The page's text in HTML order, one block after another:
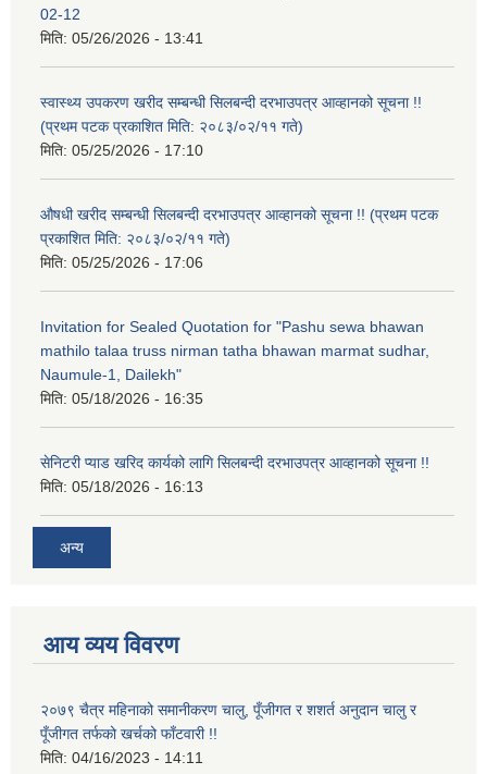
02-12
मिति: 05/26/2026 - 13:41
स्वास्थ्य उपकरण खरीद सम्बन्धी सिलबन्दी दरभाउपत्र आव्हानको सूचना !!
(प्रथम पटक प्रकाशित मिति: २०८३/०२/११ गते)
मिति: 05/25/2026 - 17:10
औषधी खरीद सम्बन्धी सिलबन्दी दरभाउपत्र आव्हानको सूचना !! (प्रथम पटक
प्रकाशित मिति: २०८३/०२/११ गते)
मिति: 05/25/2026 - 17:06
Invitation for Sealed Quotation for "Pashu sewa bhawan
mathilo talaa truss nirman tatha bhawan marmat sudhar,
Naumule-1, Dailekh"
मिति: 05/18/2026 - 16:35
सेनिटरी प्याड खरिद कार्यको लागि सिलबन्दी दरभाउपत्र आव्हानको सूचना !!
मिति: 05/18/2026 - 16:13
अन्य
आय व्यय विवरण
२०७९ चैत्र महिनाको समानीकरण चालु, पूँजीगत र शशर्त अनुदान चालु र
पूँजीगत तर्फको खर्चको फाँटवारी !!
मिति: 04/16/2023 - 14:11